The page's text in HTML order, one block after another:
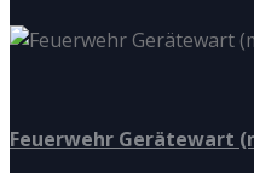
Feuerwehr Gerätewart